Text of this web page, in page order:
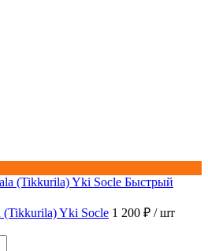
Быстрый
(Tikkurila) Yki Socle 1 200 ₽ / шт